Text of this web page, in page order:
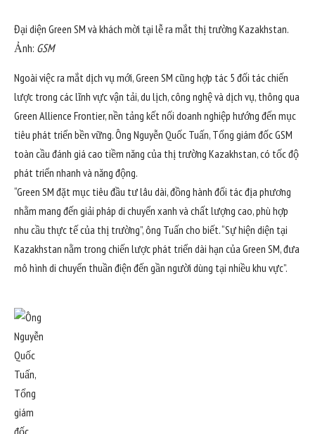
Đại diện Green SM và khách mời tại lễ ra mắt thị trường Kazakhstan.
Ảnh: GSM
Ngoài việc ra mắt dịch vụ mới, Green SM cũng hợp tác 5 đối tác chiến
lược trong các lĩnh vực vận tải, du lịch, công nghệ và dịch vụ, thông qua
Green Allience Frontier, nền tảng kết nối doanh nghiệp hướng đến mục
tiêu phát triển bền vững. Ông Nguyễn Quốc Tuấn, Tổng giám đốc GSM
toàn cầu đánh giá cao tiềm năng của thị trường Kazakhstan, có tốc độ
phát triển nhanh và năng động.
“Green SM đặt mục tiêu đầu tư lâu dài, đồng hành đối tác địa phương
nhằm mang đến giải pháp di chuyển xanh và chất lượng cao, phù hợp
nhu cầu thực tế của thị trường”, ông Tuấn cho biết. “Sự hiện diện tại
Kazakhstan nằm trong chiến lược phát triển dài hạn của Green SM, đưa
mô hình di chuyển thuần điện đến gần người dùng tại nhiều khu vực”.